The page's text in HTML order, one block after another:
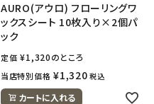
AURO(アウロ) フローリングワ
ックスシート 10枚入り×2個パ
ック
定価 ¥1,320のところ
当店特別価格 ¥1,320 税込
カートに入れる